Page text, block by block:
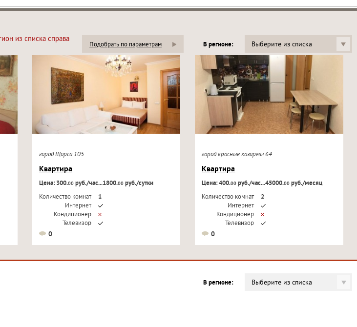
из списка справа
Подобрать по параметрам В регионе: Выберите из списка
город Щорса 105
Квартира
Цена: 300.00руб./час...1800.00руб./сутки
Количество комнат
1
Интернет
Кондиционер
Телевизор
0
город красные казармы 64
Квартира
Цена: 400.00 руб./час...45000.00 руб./месяц
Количество комнат
2
Интернет
Кондиционер
Телевизор
0
В регионе: Выберите из списка